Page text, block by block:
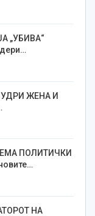
„УБИВА“
ЖЕНА И
ПОЛИТИЧКИ
НА